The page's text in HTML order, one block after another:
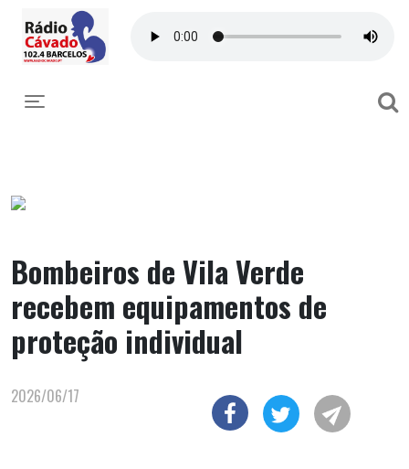
Toggle navigation
Bombeiros de Vila Verde
recebem equipamentos de
proteção individual
2026/06/17